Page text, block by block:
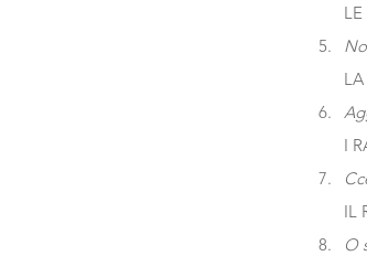
LA
I
IL
O